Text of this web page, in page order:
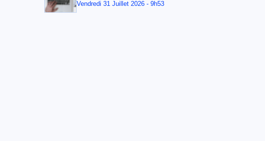
Vendredi 31 Juillet 2026 - 9h53